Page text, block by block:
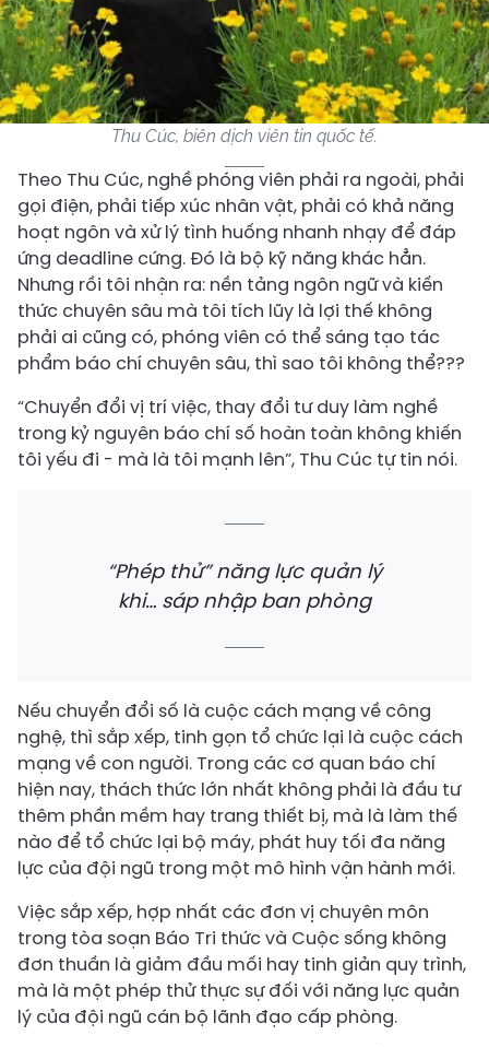
Thu Cúc, biên dịch viên tin quốc tế.
Theo Thu Cúc, nghề phóng viên phải ra ngoài, phải
gọi điện, phải tiếp xúc nhân vật, phải có khả năng
hoạt ngôn và xử lý tình huống nhanh nhạy để đáp
ứng deadline cứng. Đó là bộ kỹ năng khác hẳn.
Nhưng rồi tôi nhận ra: nền tảng ngôn ngữ và kiến
thức chuyên sâu mà tôi tích lũy là lợi thế không
phải ai cũng có, phóng viên có thể sáng tạo tác
phẩm báo chí chuyên sâu, thì sao tôi không thể???
“Chuyển đổi vị trí việc, thay đổi tư duy làm nghề
trong kỷ nguyên báo chí số hoàn toàn không khiến
tôi yếu đi - mà là tôi mạnh lên”, Thu Cúc tự tin nói.
“Phép thử” năng lực quản lý
khi… sáp nhập ban phòng
Nếu chuyển đổi số là cuộc cách mạng về công
nghệ, thì sắp xếp, tinh gọn tổ chức lại là cuộc cách
mạng về con người. Trong các cơ quan báo chí
hiện nay, thách thức lớn nhất không phải là đầu tư
thêm phần mềm hay trang thiết bị, mà là làm thế
nào để tổ chức lại bộ máy, phát huy tối đa năng
lực của đội ngũ trong một mô hình vận hành mới.
Việc sắp xếp, hợp nhất các đơn vị chuyên môn
trong tòa soạn Báo Tri thức và Cuộc sống không
đơn thuần là giảm đầu mối hay tinh giản quy trình,
mà là một phép thử thực sự đối với năng lực quản
lý của đội ngũ cán bộ lãnh đạo cấp phòng.